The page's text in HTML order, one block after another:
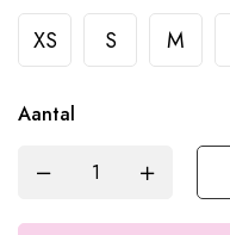
XS S M
Aantal